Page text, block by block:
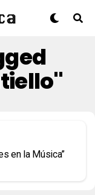
en la Música”